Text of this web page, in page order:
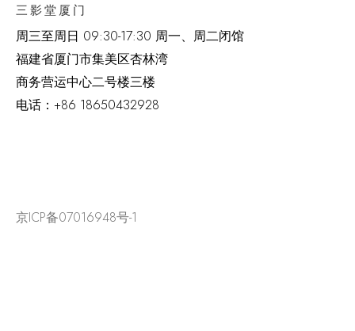
三影堂厦门
周三至周日 09:30-17:30 周一、周二闭馆
福建省厦门市集美区杏林湾
商务营运中心二号楼三楼
电话： +86 18650432928
京ICP备07016948号-1